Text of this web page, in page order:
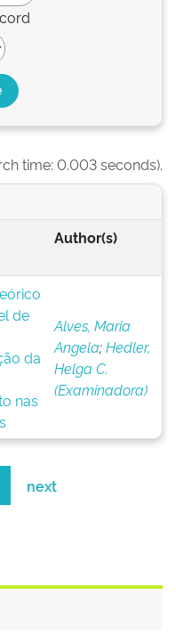
time: 0.003 seconds).
Author(s)
de
da
nas
Alves, Maria
Angela;Hedler,
Helga C.
(Examinadora)
next